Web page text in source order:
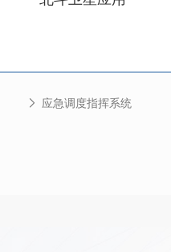
应急调度指挥系统